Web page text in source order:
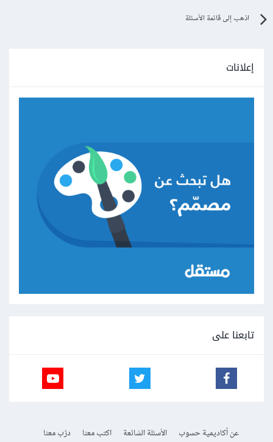
اذهب إلى قائمة الأسئلة
إعلانات
تابعنا على
عن أكاديمية حسوب الأسئلة الشائعة اكتب معنا
درّب معنا